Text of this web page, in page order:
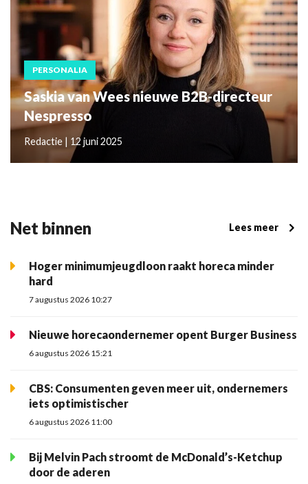
PERSONALIA
Saskia van Wees nieuwe B2B-directeur
Nespresso
Redactie | 12 juni 2025
Net binnen Lees meer
Hoger minimumjeugdloon raakt horeca minder
hard
7 augustus 2026 10:27
Nieuwe horecaondernemer opent Burger Business
6 augustus 2026 15:21
CBS: Consumenten geven meer uit, ondernemers
iets optimistischer
6 augustus 2026 11:00
Bij Melvin Pach stroomt de McDonald’s-Ketchup
door de aderen